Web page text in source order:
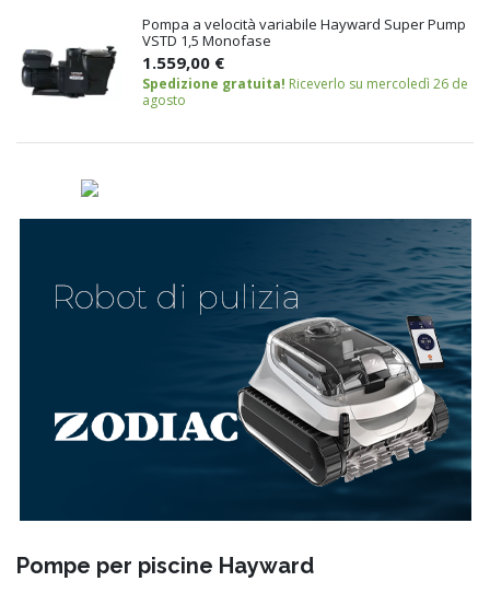
Pompa a velocità variabile Hayward Super Pump
VSTD 1,5 Monofase
1.559,00 €
Spedizione gratuita! Riceverlo su mercoledì 26 de
agosto
Pompe per piscine Hayward